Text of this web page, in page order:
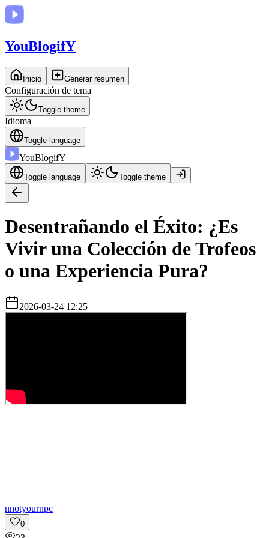
YouBlogifY
Inicio Generar resumen
Configuración de tema
Toggle theme
Idioma
Toggle language
YouBlogifY
Toggle language Toggle theme
Desentrañando el Éxito: ¿Es
Vivir una Colección de Trofeos
o una Experiencia Pura?
2026-03-24 12:25
nnotyournpc
0